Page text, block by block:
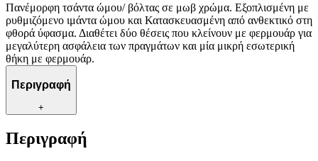
Πανέμορφη τσάντα ώμου/ βόλτας σε μωβ χρώμα. Εξοπλισμένη με
ρυθμιζόμενο ιμάντα ώμου και Κατασκευασμένη από ανθεκτικό στη
φθορά ύφασμα. Διαθέτει δύο θέσεις που κλείνουν με φερμουάρ για
μεγαλύτερη ασφάλεια των πραγμάτων και μία μικρή εσωτερική
θήκη με φερμουάρ.
Περιγραφή
+
Περιγραφή